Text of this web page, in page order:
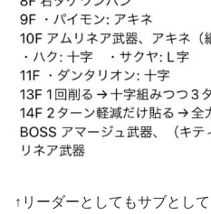
↑リーダーとしてもサブとし